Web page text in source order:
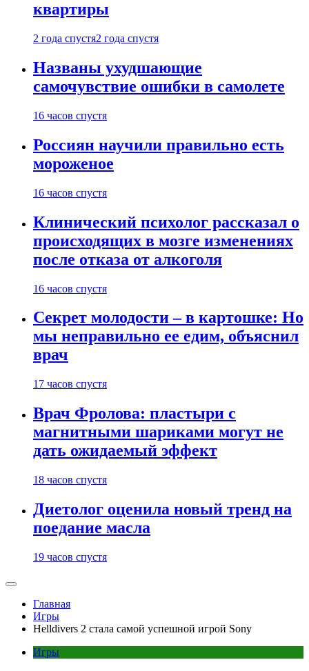
квартиры
2 года спустя2 года спустя
Названы ухудшающие
самочувствие ошибки в самолете
16 часов спустя
Россиян научили правильно есть
мороженое
16 часов спустя
Клинический психолог рассказал о
происходящих в мозге изменениях
после отказа от алкоголя
16 часов спустя
Секрет молодости – в картошке: Но
мы неправильно ее едим, объяснил
врач
17 часов спустя
Врач Фролова: пластыри с
магнитными шариками могут не
дать ожидаемый эффект
18 часов спустя
Диетолог оценила новый тренд на
поедание масла
19 часов спустя
Главная
Игры
Helldivers 2 стала самой успешной игрой Sony
Игры